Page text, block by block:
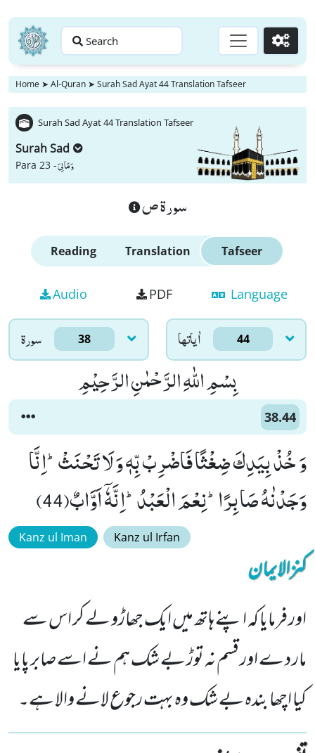
Search Go
Home ➤ Al-Quran ➤ Surah Sad Ayat 44 Translation Tafseer
Surah Sad Ayat 44 Translation Tafseer
Surah Sad
Para 23 -وَ مَا لِیَ
سورة ص
Reading Translation Tafseer
Audio PDF Language
سورۃ 38 اٰياتها 44
بِسْمِ اللّٰهِ الرَّحْمٰنِ الرَّحِیْمِ
38.44
وَ خُذْ بِیَدِكَ ضِغْثًا فَاضْرِبْ بِّهٖ وَ لَا تَحْنَثْؕ-اِنَّا
وَجَدْنٰهُ صَابِرًاؕ-نِعْمَ الْعَبْدُؕ-اِنَّهٗۤ اَوَّابٌ(44)
Kanz ul Iman Kanz ul Irfan
کنزالایمان
اور فرمایا کہ اپنے ہاتھ میں ایک جھاڑو لے کر اس سے
مار د ے اور قسم نہ توڑ بے شک ہم نے اسے صابر پایا
کیا اچھا بندہ بے شک وہ بہت رجوع لانے والا ہے۔